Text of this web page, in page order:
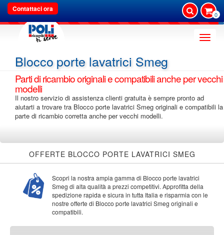
Contattaci ora
0
Toggle
Blocco porte lavatrici Smeg
Parti di ricambio originali e compatibili anche per vecchi
modelli
Il nostro servizio di assistenza clienti gratuita è sempre pronto ad
aiutarti a trovare tra Blocco porte lavatrici Smeg originali e compatibili la
parte di ricambio corretta anche per vecchi modelli.
OFFERTE BLOCCO PORTE LAVATRICI SMEG
Scopri la nostra ampia gamma di Blocco porte lavatrici
Smeg di alta qualità a prezzi competitivi. Approfitta della
spedizione rapida e sicura in tutta Italia e risparmia con le
nostre offerte di Blocco porte lavatrici Smeg originali e
compatibili.